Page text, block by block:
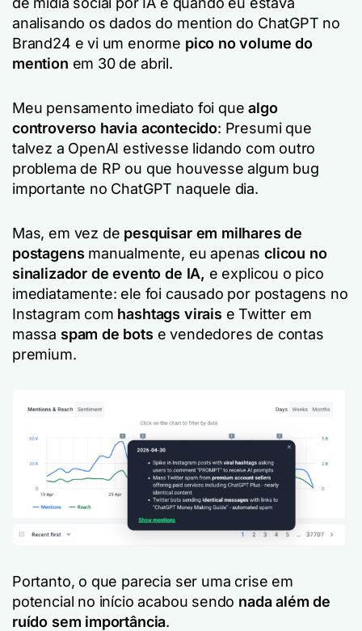
analisando os dados do mention do ChatGPT no
Brand24 e vi um enorme pico no volume do
mention em 30 de abril.
Meu pensamento imediato foi quealgo
controverso havia acontecido: Presumi que
talvez a OpenAI estivesse lidando com outro
problema de RP ou que houvesse algum bug
importante no ChatGPT naquele dia.
Mas, em vez de pesquisar em milhares de
postagens manualmente, eu apenasclicou no
sinalizador de evento de IA, e explicou o pico
imediatamente: ele foi causado por postagens no
Instagram com hashtags virais e Twitter em
massa spam de bots e vendedores de contas
premium.
Portanto, o que parecia ser uma crise em
potencial no início acabou sendo nada além de
ruído sem importância.